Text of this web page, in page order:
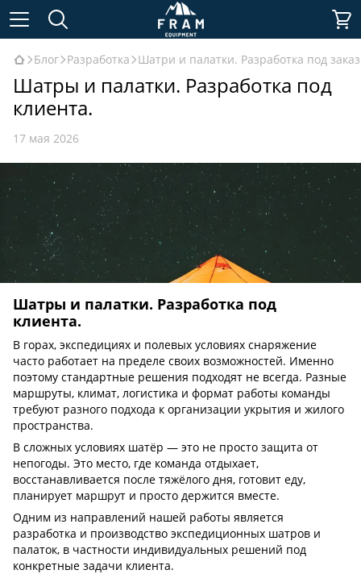
Блог Разработка Шатри и палатки. Разработка под
Шатры и палатки. Разработка под
клиента.
17 мая 2026
Шатры и палатки. Разработка под
клиента.
В горах, экспедициях и полевых условиях снаряжение
часто работает на пределе своих возможностей. Именно
поэтому стандартные решения подходят не всегда. Разные
маршруты, климат, логистика и формат работы команды
требуют разного подхода к организации укрытия и жилого
пространства.
В сложных условиях шатёр — это не просто защита от
непогоды. Это место, где команда отдыхает,
восстанавливается после тяжёлого дня, готовит еду,
планирует маршрут и просто держится вместе.
Одним из направлений нашей работы является
разработка и производство экспедиционных шатров и
палаток, в частности индивидуальных решений под
конкретные задачи клиента.